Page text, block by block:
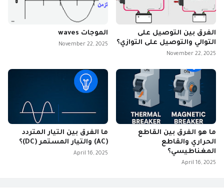
الفرق بين التوصيل على
التوالي والتوصيل على التوازي؟
November 22, 2025
الموجات waves
November 22, 2025
ما هو الفرق بين القاطع
الحراري والقاطع
المغناطيسي؟
April 16, 2025
ما الفرق بين التيار المتردد
(AC) والتيار المستمر (DC)؟
April 16, 2025